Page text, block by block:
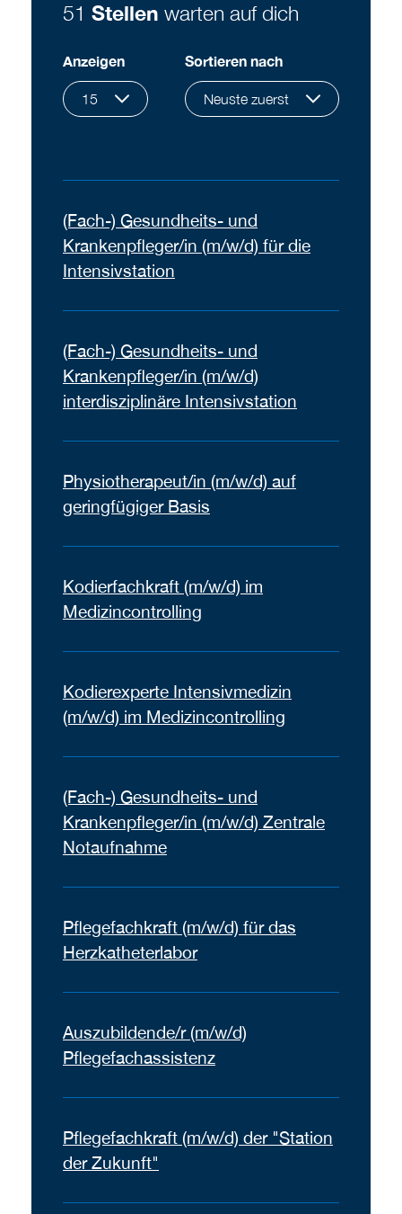
51 Stellen warten auf dich
Anzeigen
15
Sortieren nach
Neuste zuerst
(Fach-) Gesundheits- und
Krankenpfleger/in (m/w/d) für die
Intensivstation
(Fach-) Gesundheits- und
Krankenpfleger/in (m/w/d)
interdisziplinäre Intensivstation
Physiotherapeut/in (m/w/d) auf
geringfügiger Basis
Kodierfachkraft (m/w/d) im
Medizincontrolling
Kodierexperte Intensivmedizin
(m/w/d) im Medizincontrolling
(Fach-) Gesundheits- und
Krankenpfleger/in (m/w/d) Zentrale
Notaufnahme
Pflegefachkraft (m/w/d) für das
Herzkatheterlabor
Auszubildende/r (m/w/d)
Pflegefachassistenz
Pflegefachkraft (m/w/d) der "Station
der Zukunft"